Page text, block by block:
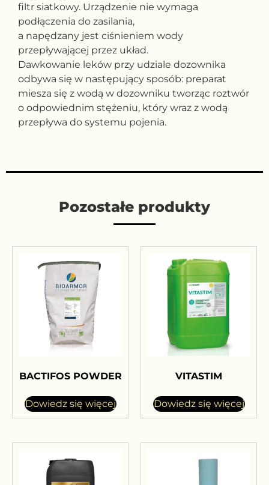
filtr siatkowy. Urządzenie nie wymaga
podłączenia do zasilania,
a napędzany jest ciśnieniem wody
przepływającej przez układ.
Dawkowanie leków przy udziale dozownika
odbywa się w następujący sposób: preparat
miesza się z wodą w dozowniku tworząc roztwór
o odpowiednim stężeniu, który wraz z wodą
przepływa do systemu pojenia.
Pozostałe produkty
BACTIFOS POWDER
Dowiedz się więcej
VITASTIM
Dowiedz się więcej